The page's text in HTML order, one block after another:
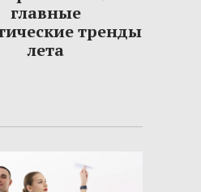
главные
тренды
лета